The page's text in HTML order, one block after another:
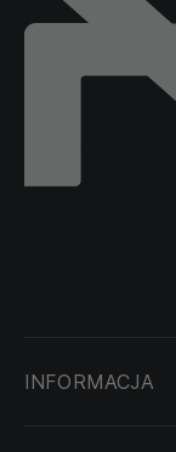
INFORMACJA